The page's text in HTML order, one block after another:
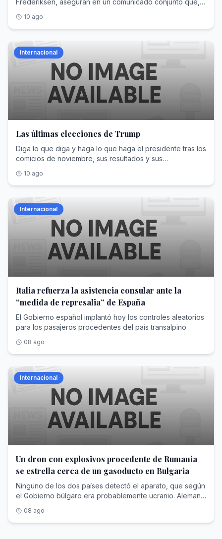
Frederiksen, aseguran en un comunicado conjunto que,
defender Europa”
10 ago
Internacional
Las últimas elecciones de Trump
Diga lo que diga y haga lo que haga el presidente tras los
comicios de noviembre, sus resultados y sus
10 ago
Internacional
Italia refuerza la asistencia consular ante la
“medida de represalia” de España
El Gobierno español implantó hoy los controles aleatorios
para los pasajeros procedentes del país transalpino
08 ago
Internacional
Un dron con explosivos procedente de Rumania
se estrella cerca de un gasoducto en Bulgaria
Ninguno de los dos países detectó el aparato, que según
el Gobierno búlgaro era probablemente ucranio. Alemania
sobre una base militar
08 ago